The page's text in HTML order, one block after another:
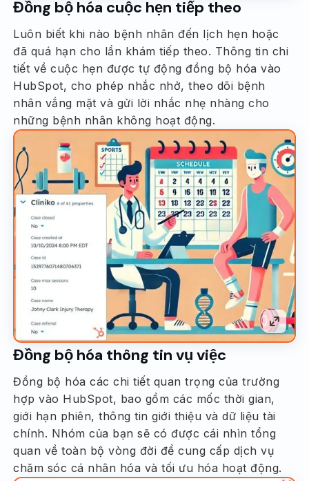
Đồng bộ hóa cuộc hẹn tiếp theo
Luôn biết khi nào bệnh nhân đến lịch hẹn hoặc
đã quá hạn cho lần khám tiếp theo. Thông tin chi
tiết về cuộc hẹn được tự động đồng bộ hóa vào
HubSpot, cho phép nhắc nhở, theo dõi bệnh
nhân vắng mặt và gửi lời nhắc nhẹ nhàng cho
những bệnh nhân không hoạt động.
Đồng bộ hóa thông tin vụ việc
Đồng bộ hóa các chi tiết quan trọng của trường
hợp vào HubSpot, bao gồm các mốc thời gian,
giới hạn phiên, thông tin giới thiệu và dữ liệu tài
chính. Nhóm của bạn sẽ có được cái nhìn tổng
quan về toàn bộ vòng đời để cung cấp dịch vụ
chăm sóc cá nhân hóa và tối ưu hóa hoạt động.